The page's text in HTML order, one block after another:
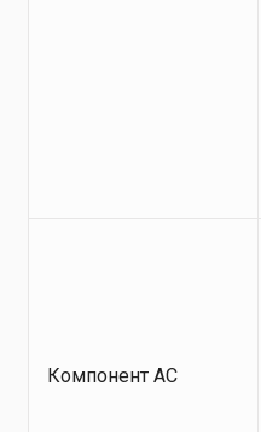
Компонент АС